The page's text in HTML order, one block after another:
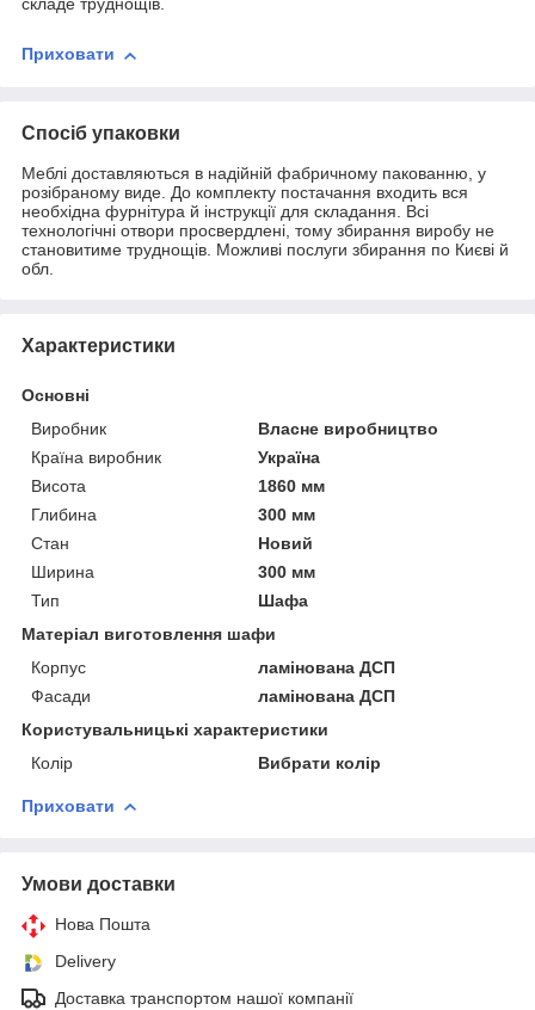
складе труднощів.
Приховати
Спосіб упаковки
Меблі доставляються в надійній фабричному пакованню, у
розібраному виде. До комплекту постачання входить вся
необхідна фурнітура й інструкції для складання. Всі
технологічні отвори просвердлені, тому збирання виробу не
становитиме труднощів. Можливі послуги збирання по Києві й
обл.
Характеристики
Основні
Виробник
Власне виробництво
Країна виробник
Україна
Висота
1860 мм
Глибина
300 мм
Стан
Новий
Ширина
300 мм
Тип
Шафа
Матеріал виготовлення шафи
Корпус
ламінована ДСП
Фасади
ламінована ДСП
Користувальницькі характеристики
Колір
Вибрати колір
Приховати
Умови доставки
Нова Пошта
Delivery
Доставка транспортом нашої компанії